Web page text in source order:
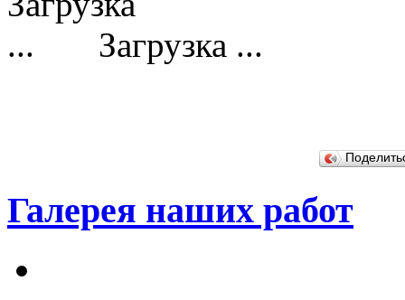
Загрузка ...
Галерея наших работ